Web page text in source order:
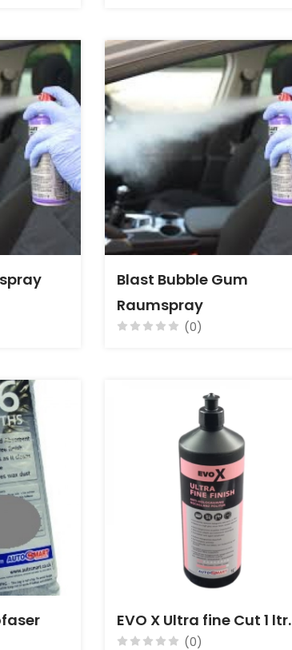
Blast Bubble Gum
Raumspray
(0)
EVO X Ultra fine Cut 1 ltr.
(0)